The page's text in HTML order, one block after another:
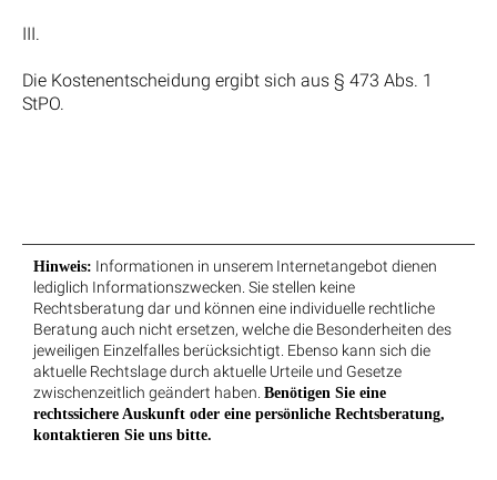
III.
Die Kostenentscheidung ergibt sich aus § 473 Abs. 1
StPO.
Hinweis: Informationen in unserem Internetangebot dienen
lediglich Informationszwecken. Sie stellen keine
Rechtsberatung dar und können eine individuelle rechtliche
Beratung auch nicht ersetzen, welche die Besonderheiten des
jeweiligen Einzelfalles berücksichtigt. Ebenso kann sich die
aktuelle Rechtslage durch aktuelle Urteile und Gesetze
zwischenzeitlich geändert haben. Benötigen Sie eine
rechtssichere Auskunft oder eine persönliche Rechtsberatung,
kontaktieren Sie uns bitte.